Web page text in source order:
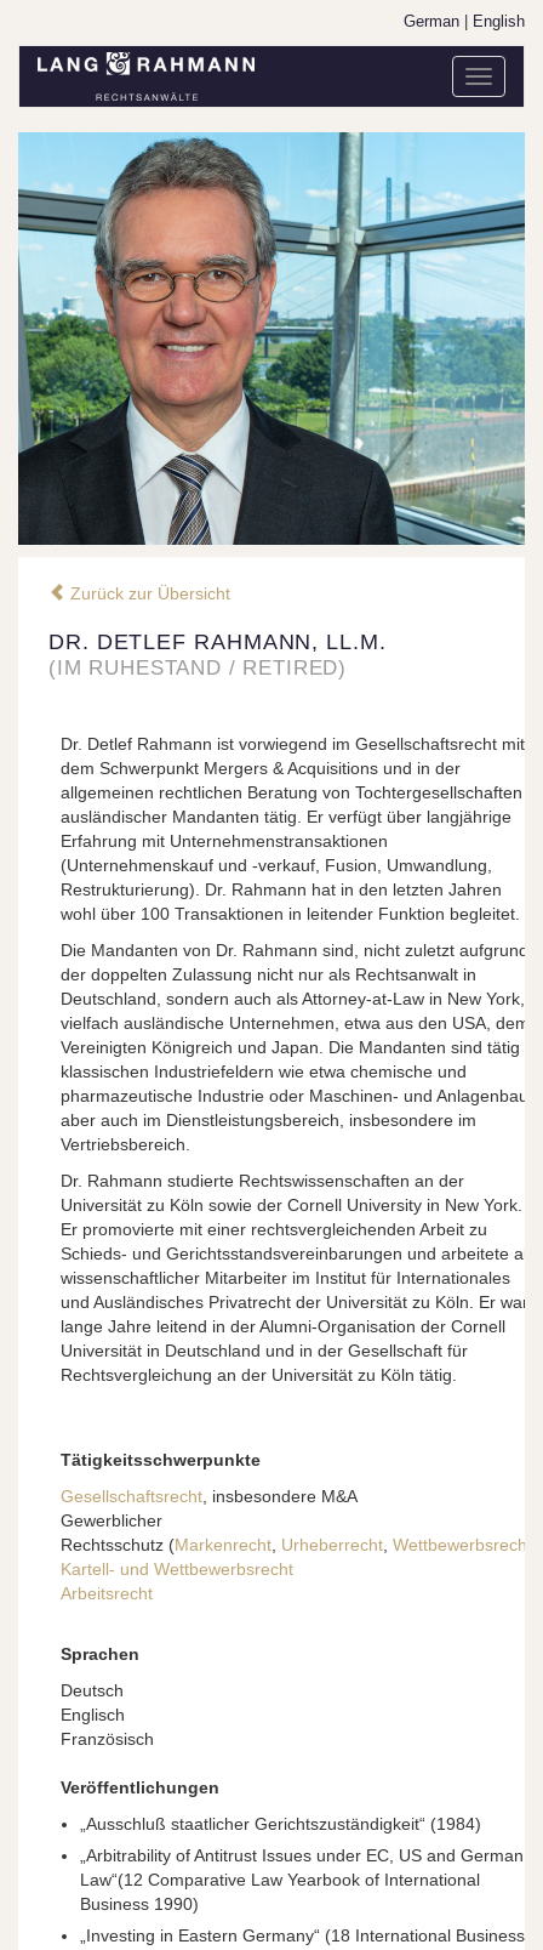
German English
Toggle
Zurück zur Übersicht
DR. DETLEF RAHMANN, LL.M.
(IM RUHESTAND / RETIRED)
Dr. Detlef Rahmann ist vorwiegend im Gesellschaftsrecht mit
dem Schwerpunkt Mergers & Acquisitions und in der
allgemeinen rechtlichen Beratung von Tochtergesellschaften
ausländischer Mandanten tätig. Er verfügt über langjährige
Erfahrung mit Unternehmenstransaktionen
(Unternehmenskauf und -verkauf, Fusion, Umwandlung,
Restrukturierung). Dr. Rahmann hat in den letzten Jahren
wohl über 100 Transaktionen in leitender Funktion begleitet.
Die Mandanten von Dr. Rahmann sind, nicht zuletzt aufgrund
der doppelten Zulassung nicht nur als Rechtsanwalt in
Deutschland, sondern auch als Attorney-at-Law in New York,
vielfach ausländische Unternehmen, etwa aus den USA, dem
Vereinigten Königreich und Japan. Die Mandanten sind tätig in
klassischen Industriefeldern wie etwa chemische und
pharmazeutische Industrie oder Maschinen- und Anlagenbau
aber auch im Dienstleistungsbereich, insbesondere im
Vertriebsbereich.
Dr. Rahmann studierte Rechtswissenschaften an der
Universität zu Köln sowie der Cornell University in New York.
Er promovierte mit einer rechtsvergleichenden Arbeit zu
Schieds- und Gerichtsstandsvereinbarungen und arbeitete als
wissenschaftlicher Mitarbeiter im Institut für Internationales
und Ausländisches Privatrecht der Universität zu Köln. Er war
lange Jahre leitend in der Alumni-Organisation der Cornell
Universität in Deutschland und in der Gesellschaft für
Rechtsvergleichung an der Universität zu Köln tätig.
Tätigkeitsschwerpunkte
Gesellschaftsrecht , insbesondere M&A
Gewerblicher
Rechtsschutz (Markenrecht Urheberrecht Wettbewerbsrecht
Kartell- und Wettbewerbsrecht
Arbeitsrecht
Sprachen
Deutsch
Englisch
Französisch
Veröffentlichungen
„Ausschluß staatlicher Gerichtszuständigkeit“ (1984)
„Arbitrability of Antitrust Issues under EC, US and German
Law“(12 Comparative Law Yearbook of International
Business 1990)
„Investing in Eastern Germany“ (18 International Business